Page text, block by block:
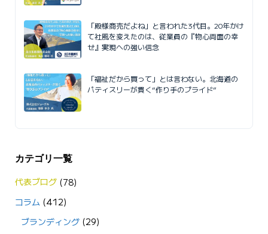
「殿様商売だよね」と言われた3代目。20年かけ
て社風を変えたのは、従業員の『物心両面の幸
せ』実現への強い信念
「福祉だから買って」とは言わない。北海道の
パティスリーが貫く“作り手のプライド”
カテゴリ一覧
代表ブログ(78)
コラム (412)
ブランディング (29)